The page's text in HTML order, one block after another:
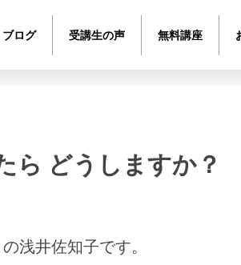
ブログ 受講生の声 無料講座
ら どうしますか？
浅井佐知子です。